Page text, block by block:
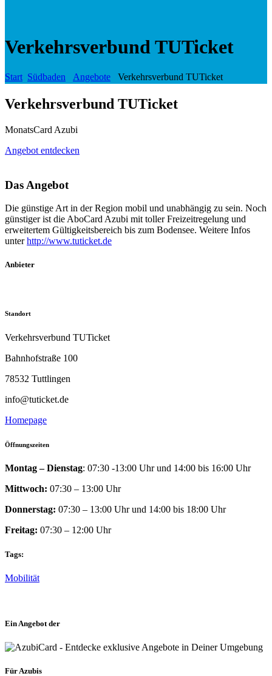
Verkehrsverbund TUTicket
Start Südbaden Angebote Verkehrsverbund TUTicket
Verkehrsverbund TUTicket
MonatsCard Azubi
Angebot entdecken
Das Angebot
Die günstige Art in der Region mobil und unabhängig zu sein. Noch
günstiger ist die AboCard Azubi mit toller Freizeitregelung und
erweitertem Gültigkeitsbereich bis zum Bodensee. Weitere Infos
unterhttp://www.tuticket.de
Anbieter
Standort
Verkehrsverbund TUTicket
Bahnhofstraße 100
78532 Tuttlingen
info@tuticket.de
Homepage
Öffnungszeiten
Montag – Dienstag: 07:30 -13:00 Uhr und 14:00 bis 16:00 Uhr
Mittwoch: 07:30 – 13:00 Uhr
Donnerstag: 07:30 – 13:00 Uhr und 14:00 bis 18:00 Uhr
Freitag: 07:30 – 12:00 Uhr
Tags:
Mobilität
Ein Angebot der
Für Azubis